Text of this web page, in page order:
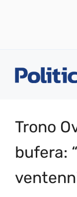
Trono
bufera: